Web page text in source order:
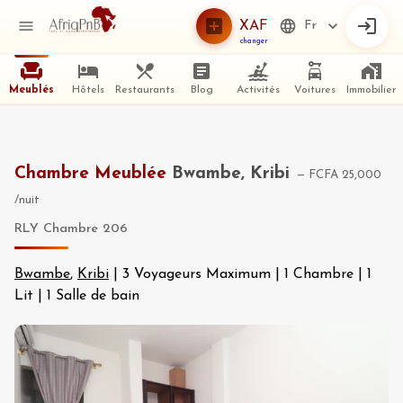
XAF
changer
Fr
Meublés Hôtels Restaurants Blog Activités Voitures Immobilier
Chambre Meublée Bwambe, Kribi — FCFA 25,000
/nuit
RLY Chambre 206
Bwambe, Kribi 3 Voyageurs Maximum 1 Chambre
1
Lit
1 Salle de bain